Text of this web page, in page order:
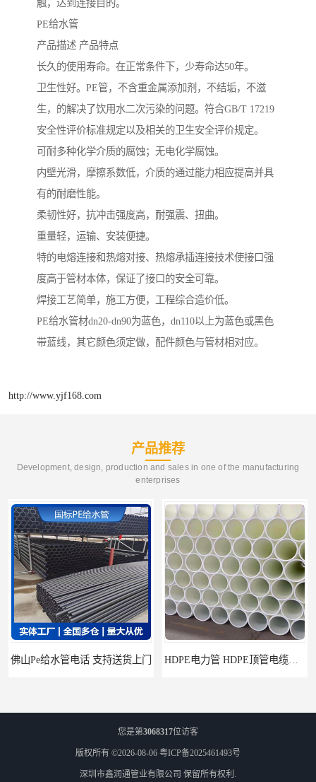
触，达到连接目的。
PE给水管
产品描述 产品特点
长久的使用寿命。在正常条件下，少寿命达50年。
卫生性好。PE管，不含重金属添加剂，不结垢，不滋
生，的解决了饮用水二次污染的问题。符合GB/T 17219
安全性评价标准规定以及相关的卫生安全评价规定。
可耐多种化学介质的腐蚀；无电化学腐蚀。
内壁光滑，摩擦系数低，介质的通过能力相应提高并具
有的耐磨性能。
柔韧性好，抗冲击强度高，耐强震、扭曲。
重量轻，运输、安装便捷。
特的电熔连接和热熔对接、热熔承插连接技术使接口强
度高于管材本体，保证了接口的安全可靠。
焊接工艺简单，施工方便，工程综合造价低。
PE给水管材dn20-dn90为蓝色，dn110以上为蓝色或黑色
带蓝线，其它颜色须定做，配件颜色与管材相对应。
http://www.yjf168.com
产品推荐
Development, design, production and sales in one of the manufacturing
enterprises
话 支持送货上门 HDPE电力管 HDPE顶管电缆管保护套管
您是第3068317位访客
版权所有 ©2026-08-06 粤ICP备2025461493号
深圳市鑫润通管业有限公司 保留所有权利.